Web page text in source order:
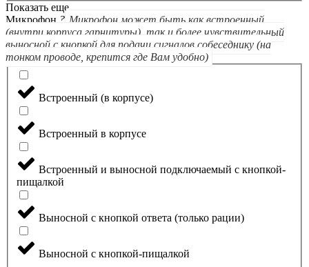
Показать еще
Микрофон ? Микрофон может быть как встроенный
(внутри корпуса гарнитуры), так и более чувствительный
выносной с кнопкой для подачи сигналов собеседнику (на
тонком проводе, крепится где Вам удобно)
Встроенный (в корпусе)
Встроенный в корпусе
Встроенный и выносной подключаемый с кнопкой-
пищалкой
Выносной с кнопкой ответа (только рации)
Выносной с кнопкой-пищалкой